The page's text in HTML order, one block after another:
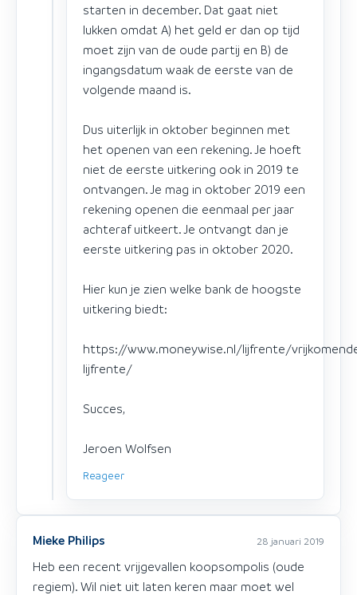
starten in december. Dat gaat niet
lukken omdat A) het geld er dan op tijd
moet zijn van de oude partij en B) de
ingangsdatum waak de eerste van de
volgende maand is.
Dus uiterlijk in oktober beginnen met
het openen van een rekening. Je hoeft
niet de eerste uitkering ook in 2019 te
ontvangen. Je mag in oktober 2019 een
rekening openen die eenmaal per jaar
achteraf uitkeert. Je ontvangt dan je
eerste uitkering pas in oktober 2020.
Hier kun je zien welke bank de hoogste
uitkering biedt:
https://www.moneywise.nl/lijfrente/
lijfrente/
Succes,
Jeroen Wolfsen
Reageer
Mieke Philips 28 januari 2019
Heb een recent vrijgevallen koopsompolis (oude
regiem). Wil niet uit laten keren maar moet wel